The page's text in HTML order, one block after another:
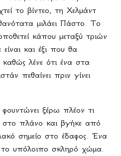
το βίντεο, τη Χελμάντ
μιλάει Πάστο. Το
κάπου μεταξύ τριών
και έξι που θα
λένε ότι ένα στα
πεθαίνει πριν γίνει
ξέρω πλέον τι
στο πλάνο και βγήκε από
σημείο στο έδαφος. Ένα
το υπόλοιπο σκληρό χώμα.